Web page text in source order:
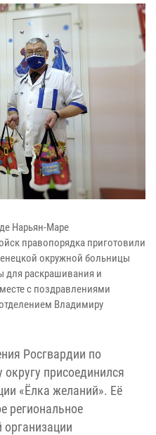
Нарьян-Маре
правопорядка приготовили
окружной больницы
раскрашивания и
с поздравлениями
Владимиру
Росгвардии по
присоединился
«Ёлка желаний». Её
региональное
организации